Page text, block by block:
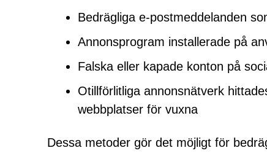
Bedrägliga e-postmeddelanden
Annonsprogram installerade på
Falska eller kapade konton på
Otillförlitliga annonsnätverk
webbplatser för vuxna
Dessa metoder gör det möjligt för